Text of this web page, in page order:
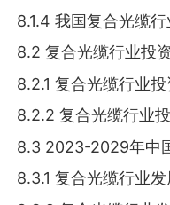
8.1.4 我国复合光缆
8.2 复合光缆行业投
8.2.1 复合光缆行业
8.2.2 复合光缆行业
8.3 2023-2029年中
8.3.1 复合光缆行业发